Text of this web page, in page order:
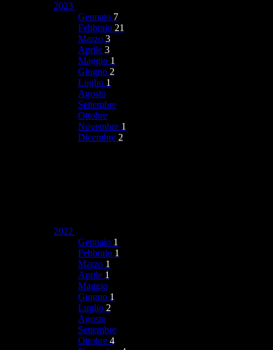
2023
Gennaio 7
Febbraio 21
Marzo 3
Aprile 3
Maggio 1
Giugno 2
Luglio 1
Agosto
Settembre
Ottobre
Novembre 1
Dicembre 2
2022
Gennaio 1
Febbraio 1
Marzo 1
Aprile 1
Maggio
Giugno 1
Luglio 2
Agosto
Settembre
Ottobre 4